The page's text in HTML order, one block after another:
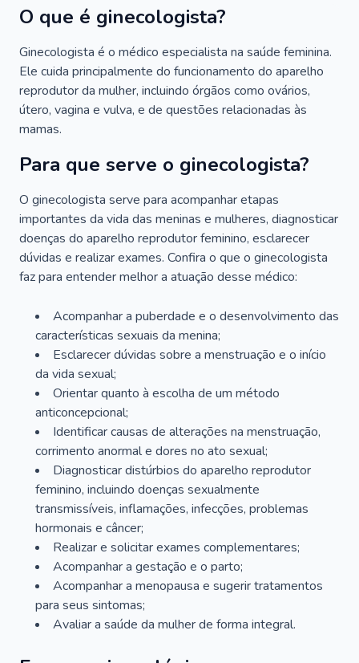
O que é ginecologista?
Ginecologista é o médico especialista na saúde feminina.
Ele cuida principalmente do funcionamento do aparelho
reprodutor da mulher, incluindo órgãos como ovários,
útero, vagina e vulva, e de questões relacionadas às
mamas.
Para que serve o ginecologista?
O ginecologista serve para acompanhar etapas
importantes da vida das meninas e mulheres, diagnosticar
doenças do aparelho reprodutor feminino, esclarecer
dúvidas e realizar exames. Confira o que o ginecologista
faz para entender melhor a atuação desse médico:
Acompanhar a puberdade e o desenvolvimento das
características sexuais da menina;
Esclarecer dúvidas sobre a menstruação e o início
da vida sexual;
Orientar quanto à escolha de um método
anticoncepcional;
Identificar causas de alterações na menstruação,
corrimento anormal e dores no ato sexual;
Diagnosticar distúrbios do aparelho reprodutor
feminino, incluindo doenças sexualmente
transmissíveis, inflamações, infecções, problemas
hormonais e câncer;
Realizar e solicitar exames complementares;
Acompanhar a gestação e o parto;
Acompanhar a menopausa e sugerir tratamentos
para seus sintomas;
Avaliar a saúde da mulher de forma integral.